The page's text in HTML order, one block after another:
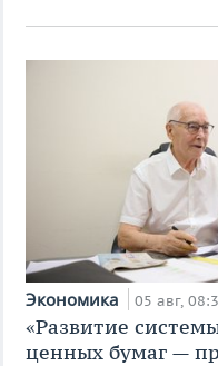
Экономика 05 авг,
«Развитие
ценных бумаг —